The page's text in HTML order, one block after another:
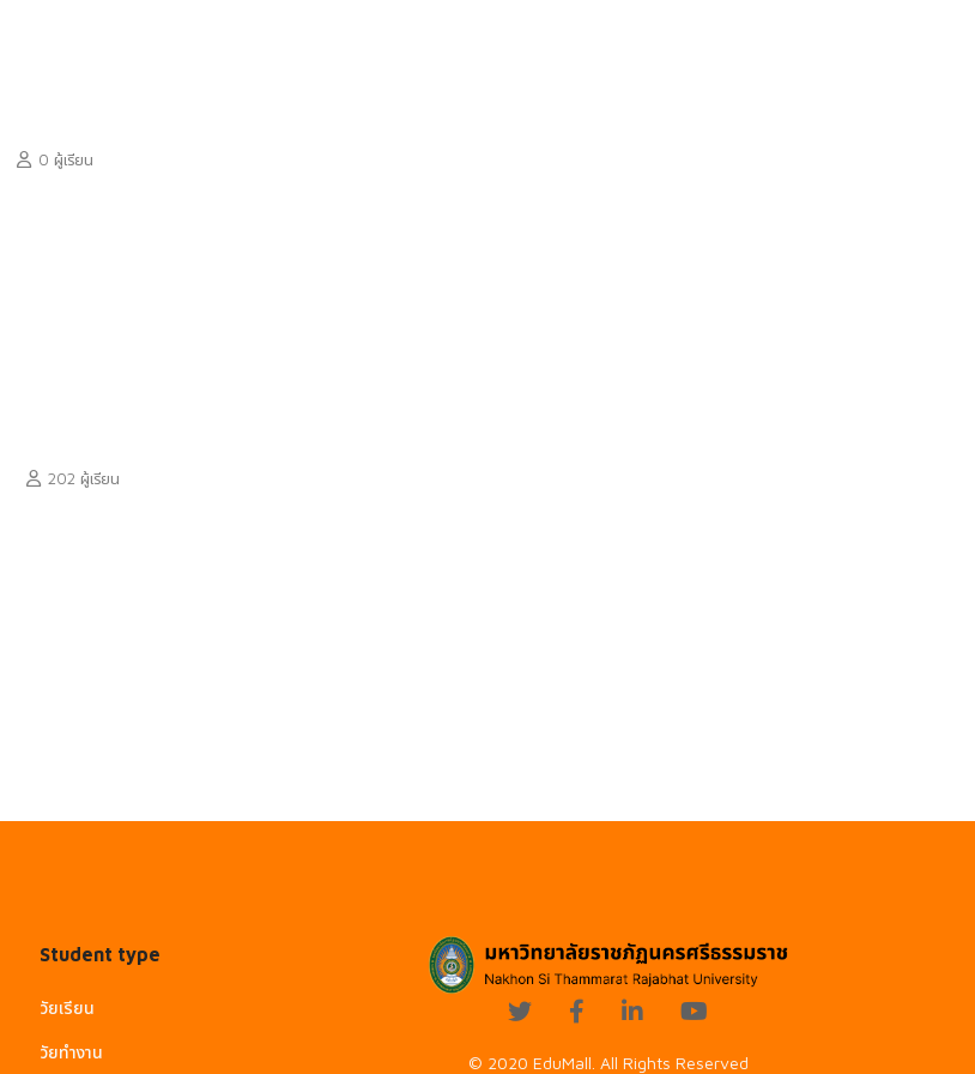
0 ผู้เรียน
202 ผู้เรียน
Student type
วัยเรียน
วัยทำงาน
© 2020 EduMall. All Rights Reserved